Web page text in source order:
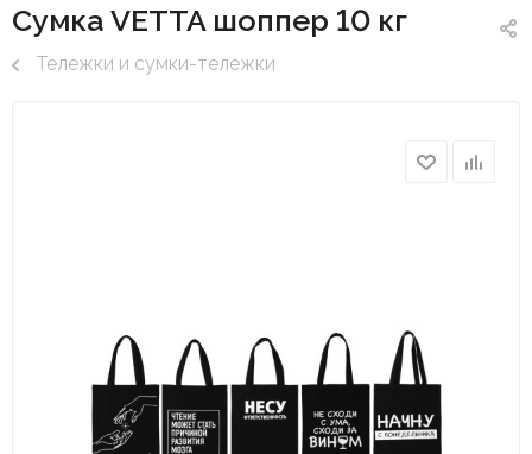
Сумка VETTA шоппер 10 кг
Тележки и сумки-тележки